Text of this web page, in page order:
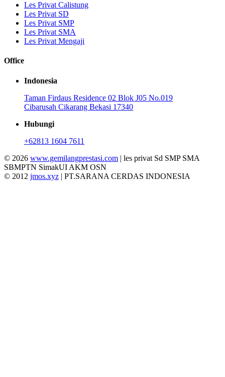
Les Privat Calistung
Les Privat SD
Les Privat SMP
Les Privat SMA
Les Privat Mengaji
Office
Indonesia
Taman Firdaus Residence 02 Blok J05 No.019
Cibarusah Cikarang Bekasi 17340
Hubungi
+62813 1604 7611
© 2026 www.gemilangprestasi.com | les privat Sd SMP SMA
SBMPTN SimakUI AKM OSN
© 2012 jmos.xyz | PT.SARANA CERDAS INDONESIA